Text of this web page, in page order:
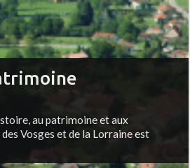
au patrimoine et aux
Vosges et de la Lorraine est